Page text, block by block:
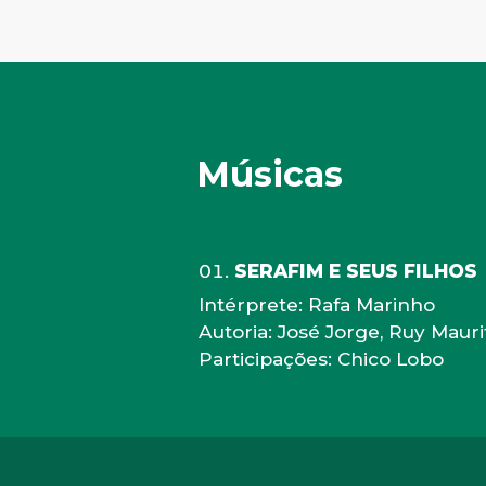
Músicas
SERAFIM E SEUS FILHOS
Intérprete: Rafa Marinho
Autoria: José Jorge, Ruy
Participações: Chico Lobo